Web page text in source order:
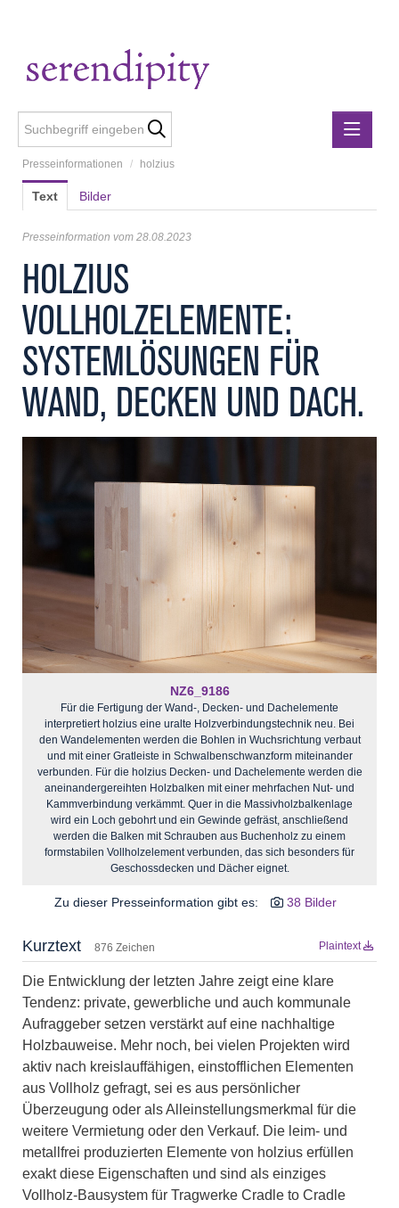
Presseinformationen
Lebensmittelgewerbe
holzius
Metalltechnische Industrie
Rubner
Rubner Haus
Wirtschaft Niederösterreich
Media
Presseinformationen / holzius
Text Bilder
Presseinformation vom 28.08.2023
HOLZIUS
VOLLHOLZELEMENTE:
SYSTEMLÖSUNGEN FÜR
WAND, DECKEN UND DACH.
NZ6_9186
Für die Fertigung der Wand-, Decken- und Dachelemente
interpretiert holzius eine uralte Holzverbindungstechnik neu. Bei
den Wandelementen werden die Bohlen in Wuchsrichtung verbaut
und mit einer Gratleiste in Schwalbenschwanzform miteinander
verbunden. Für die holzius Decken- und Dachelemente werden die
aneinandergereihten Holzbalken mit einer mehrfachen Nut- und
Kammverbindung verkämmt. Quer in die Massivholzbalkenlage
wird ein Loch gebohrt und ein Gewinde gefräst, anschließend
werden die Balken mit Schrauben aus Buchenholz zu einem
formstabilen Vollholzelement verbunden, das sich besonders für
Geschossdecken und Dächer eignet.
Zu dieser Presseinformation gibt es: 38 Bilder
Kurztext 876 Zeichen Plaintext
Die Entwicklung der letzten Jahre zeigt eine klare
Tendenz: private, gewerbliche und auch kommunale
Aufraggeber setzen verstärkt auf eine nachhaltige
Holzbauweise. Mehr noch, bei vielen Projekten wird
aktiv nach kreislauffähigen, einstofflichen Elementen
aus Vollholz gefragt, sei es aus persönlicher
Überzeugung oder als Alleinstellungsmerkmal für die
weitere Vermietung oder den Verkauf. Die leim- und
metallfrei produzierten Elemente von holzius erfüllen
exakt diese Eigenschaften und sind als einziges
Vollholz-Bausystem für Tragwerke Cradle to Cradle